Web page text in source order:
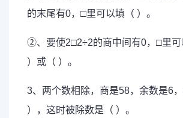
的末尾有0，□里可以填（ ）。
②、要使2□2÷2的商中间有0，□里可
）或（ ）。
3、两个数相除，商是58，余数是6
），这时被除数是（ ）。